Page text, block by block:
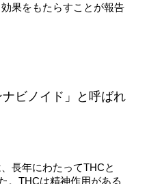
果をもたらすことが報告
ビノイド」と呼ばれ
長年にわたってTHCと
。THCは精神作用がある